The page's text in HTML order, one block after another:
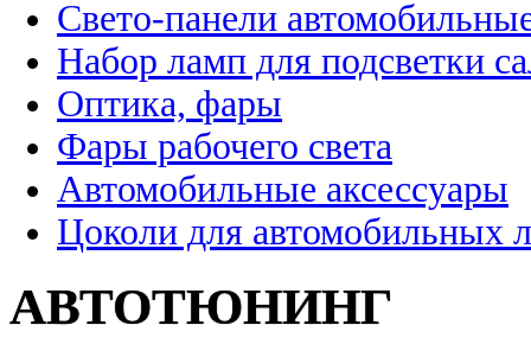
Свето-панели
Набор ламп для подсветки
Оптика, фары
Фары рабочего света
Автомобильные аксессуары
Цоколи для автомобильных
АВТОТЮНИНГ